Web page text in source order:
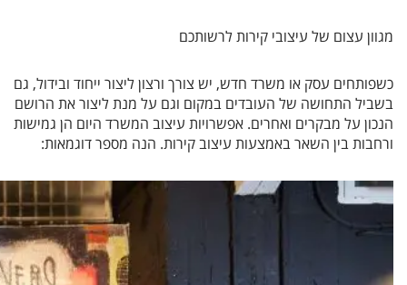
מגוון עצום של עיצובי קירות לרשותכם
כשפותחים עסק או משרד חדש, יש צורך ורצון ליצור ייחוד ובידול, גם
בשביל התחושה של העובדים במקום וגם על מנת ליצור את הרושם
הנכון על מבקרים ואחרים. אפשרויות עיצוב המשרד היום הן גמישות
ורחבות בין השאר באמצעות עיצוב קירות. הנה מספר דוגמאות: